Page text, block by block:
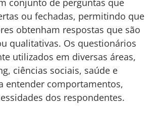
conjunto de perguntas que
ou fechadas, permitindo que
obtenham respostas que são
qualitativas. Os questionários
utilizados em diversas áreas,
ciências sociais, saúde e
entender comportamentos,
dos respondentes.